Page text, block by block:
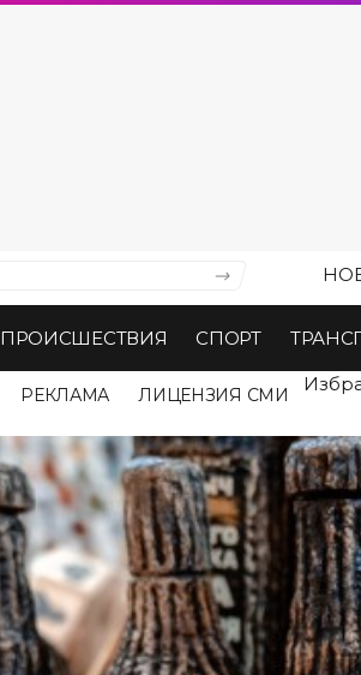
ПРОИСШЕСТВИЯ СПОРТ
РЕКЛАМА ЛИЦЕНЗИЯ СМИ